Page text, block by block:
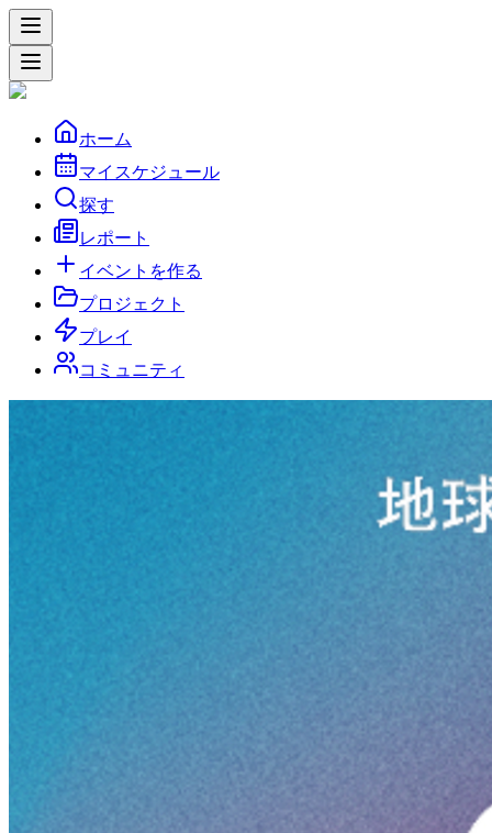
ホーム
マイスケジュール
探す
レポート
イベントを作る
プロジェクト
プレイ
コミュニティ